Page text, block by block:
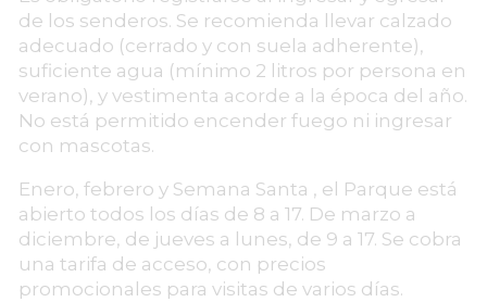
de los senderos. Se recomienda llevar calzado
adecuado (cerrado y con suela adherente),
suficiente agua (mínimo 2 litros por persona en
verano), y vestimenta acorde a la época del año.
No está permitido encender fuego ni ingresar
con mascotas.
Enero, febrero y Semana Santa , el Parque está
abierto todos los días de 8 a 17. De marzo a
diciembre, de jueves a lunes, de 9 a 17. Se cobra
una tarifa de acceso, con precios
promocionales para visitas de varios días.